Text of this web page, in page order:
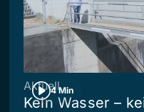
4 Min
Aktuell
Kein Wasser –